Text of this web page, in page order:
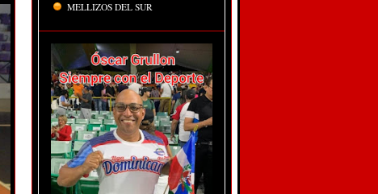
MELLIZOS DEL SUR